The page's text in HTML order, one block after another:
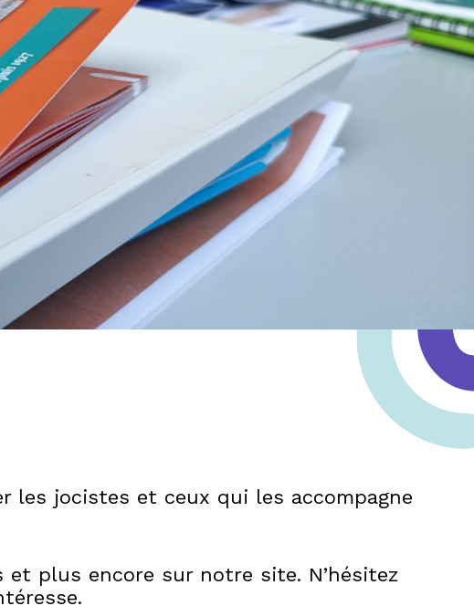
les jocistes et ceux qui les accompagne
plus encore sur notre site. N’hésitez